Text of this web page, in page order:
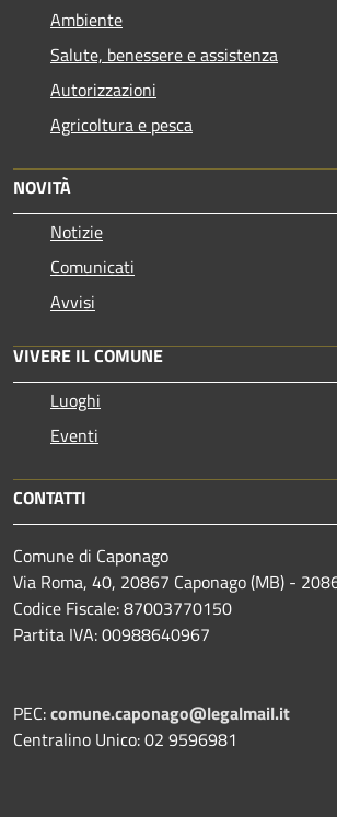
Ambiente
Salute, benessere e assistenza
Autorizzazioni
Agricoltura e pesca
NOVITÀ
Notizie
Comunicati
Avvisi
VIVERE IL COMUNE
Luoghi
Eventi
CONTATTI
Comune di Caponago
Via Roma, 40, 20867 Caponago (MB) -
Codice Fiscale: 87003770150
Partita IVA: 00988640967
PEC:comune.caponago@legalmail.it
Centralino Unico: 02 9596981